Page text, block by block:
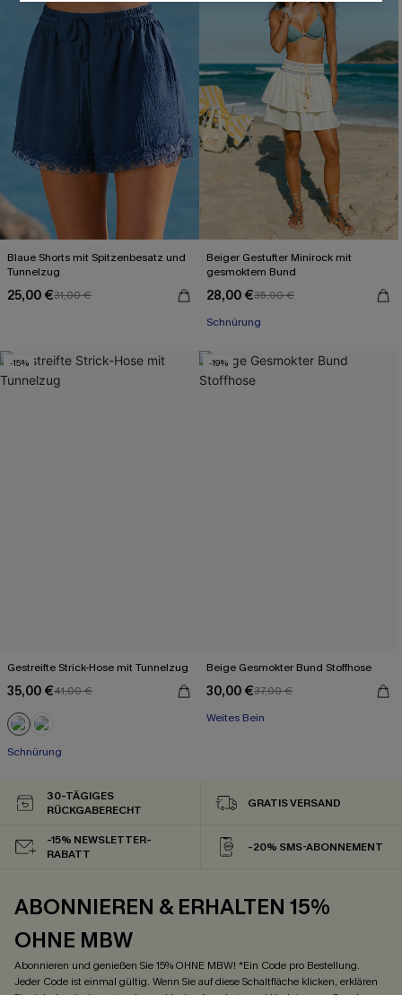
Blaue Shorts mit Spitzenbesatz und
Tunnelzug
25,00 €31,00 €
Beiger Gestufter Minirock mit
gesmoktem Bund
28,00 €35,00 €
Schnürung
-15%
Gestreifte Strick-Hose mit Tunnelzug
35,00 €41,00 €
Schnürung
-19%
Beige Gesmokter Bund Stoffhose
30,00 €37,00 €
Weites Bein
30-TÄGIGES
RÜCKGABERECHT
GRATIS VERSAND
-15% NEWSLETTER-
RABATT
-20% SMS-ABONNEMENT
ABONNIEREN & ERHALTEN 15%
OHNE MBW
Abonnieren und genießen Sie 15% OHNE MBW! *Ein Code pro Bestellung.
Jeder Code ist einmal gültig. Wenn Sie auf diese Schaltfläche klicken, erklären